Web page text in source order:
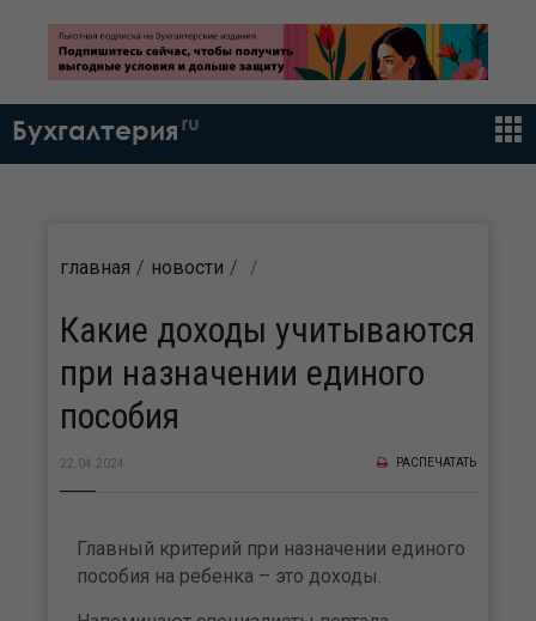
Бухгалтерия ru
главная новости
Какие доходы учитываются
при назначении единого
пособия
22.04.2024 РАСПЕЧАТАТЬ
Главный критерий при назначении единого
пособия на ребенка – это доходы.